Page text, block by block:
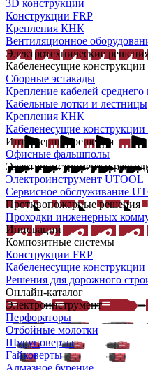
3D конструкции
Конструкции FRP
Крепления КНК
Вентиляционное
Электротехнические
Кабеленесущие конструкции
Сборные эстакады
Крепление кабелей
Кабельные лотки и лестницы
Крепления КНК
Кабеленесущие
Интерьерные решения
Офисные фальшполы
Электроинструмент и
Электроинструмент UTOOL
Сервисное обслуживание
Противопожарные решения
Проходки инженерных
Инновации
Композитные системы
Конструкции FRP
Кабеленесущие
Решения для дорожного
Онлайн-каталог
Электроинструмент
Перфораторы
Отбойные молотки
Шуруповерты
Гайковерты
Алмазное бурение